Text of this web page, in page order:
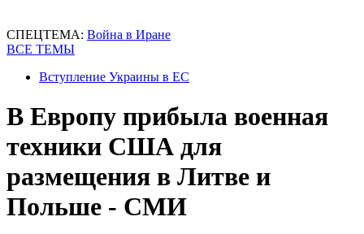
СПЕЦТЕМА: Война в Иране
ВСЕ ТЕМЫ
Вступление Украины в ЕС
В Европу прибыла военная
техники США для
размещения в Литве и
Польше - СМИ